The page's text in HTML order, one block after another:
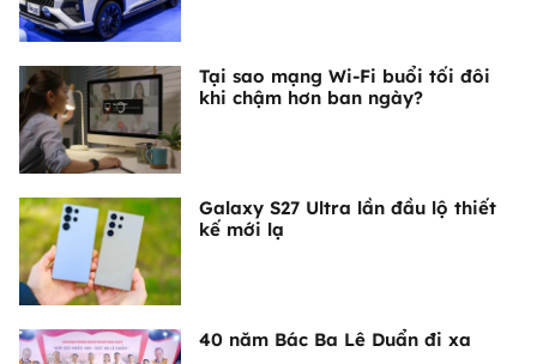
Tại sao mạng Wi-Fi buổi tối đôi
khi chậm hơn ban ngày?
Galaxy S27 Ultra lần đầu lộ thiết
kế mới lạ
40 năm Bác Ba Lê Duẩn đi xa